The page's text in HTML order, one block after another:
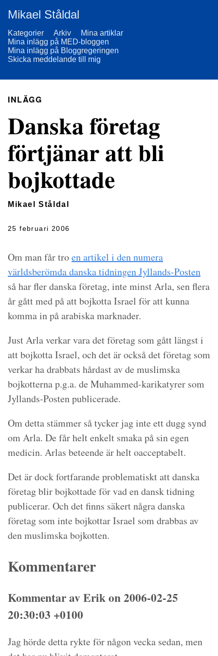
Mikael Ståldal
Kategorier Arkiv
Mina artiklar
Mina inlägg på MED-bloggen
Mina inlägg på Bloggregeringen
Skicka meddelande till mig
INLÄGG
Danska företag
förtjänar att bli
bojkottade
Mikael Ståldal
25 februari 2006
Om man får troen artikel i den numera
världsberömda danska tidningen Jyllands-Posten
så har fler danska företag, inte minst Arla, sen flera
år gått med på att bojkotta Israel för att kunna
komma in på arabiska marknader.
Just Arla verkar vara det företag som gått längst i
att bojkotta Israel, och det är också det företag som
verkar ha drabbats hårdast av de muslimska
bojkotterna p.g.a. de Muhammed-karikatyrer som
Jyllands-Posten publicerade.
Om detta stämmer så tycker jag inte ett dugg synd
om Arla. De får helt enkelt smaka på sin egen
medicin. Arlas beteende är helt oacceptabelt.
Det är dock fortfarande problematiskt att danska
företag blir bojkottade för vad en dansk tidning
publicerar. Och det finns säkert några danska
företag som inte bojkottar Israel som drabbas av
den muslimska bojkotten.
Kommentarer
Kommentar av Erik on 2006-02-25
20:30:03 +0100
Jag hörde detta rykte för någon vecka sedan, men